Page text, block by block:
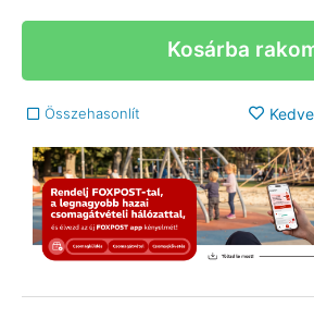
Kosárba
Összehasonlít